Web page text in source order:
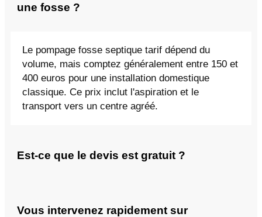
une fosse ?
Le pompage fosse septique tarif dépend du
volume, mais comptez généralement entre 150 et
400 euros pour une installation domestique
classique. Ce prix inclut l'aspiration et le
transport vers un centre agréé.
Est-ce que le devis est gratuit ?
Vous intervenez rapidement sur